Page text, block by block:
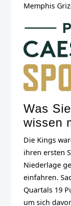
Memphis
Was
wissen
Die Kings
ihren ersten
Niederlage
einfahren.
Quartals 19
um sich